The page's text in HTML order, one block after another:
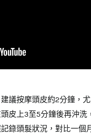
建議按摩頭皮約2分鐘，
頭皮上3至5分鐘後再沖
記錄頭髮狀況，對比一